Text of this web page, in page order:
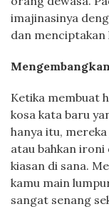
imajinasinya
dan
Ketika membuat
kosa kata baru
hanya itu,
atau bahkan
kiasan di sana.
kamu main
sangat senang